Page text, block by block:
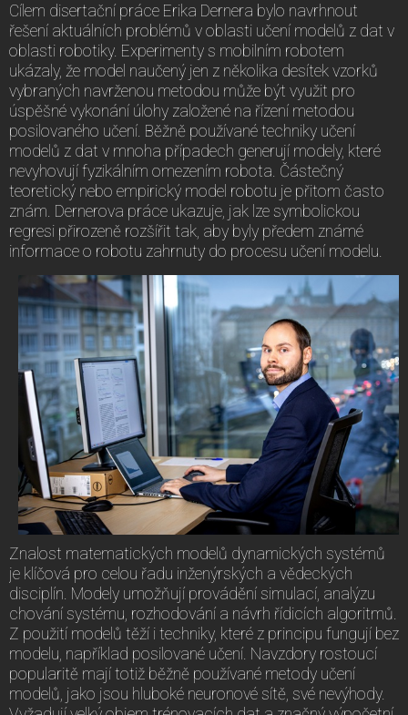
Cílem disertační práce Erika Dernera bylo navrhnout
řešení aktuálních problémů v oblasti učení modelů z dat v
oblasti robotiky. Experimenty s mobilním robotem
ukázaly, že model naučený jen z několika desítek vzorků
vybraných navrženou metodou může být využit pro
úspěšné vykonání úlohy založené na řízení metodou
posilovaného učení. Běžně používané techniky učení
modelů z dat v mnoha případech generují modely, které
nevyhovují fyzikálním omezením robota. Částečný
teoretický nebo empirický model robotu je přitom často
znám. Dernerova práce ukazuje, jak lze symbolickou
regresi přirozeně rozšířit tak, aby byly předem známé
informace o robotu zahrnuty do procesu učení modelu.
Znalost matematických modelů dynamických systémů
je klíčová pro celou řadu inženýrských a vědeckých
disciplín. Modely umožňují provádění simulací, analýzu
chování systému, rozhodování a návrh řídicích algoritmů.
Z použití modelů těží i techniky, které z principu fungují bez
modelu, například posilované učení. Navzdory rostoucí
popularitě mají totiž běžně používané metody učení
modelů, jako jsou hluboké neuronové sítě, své nevýhody.